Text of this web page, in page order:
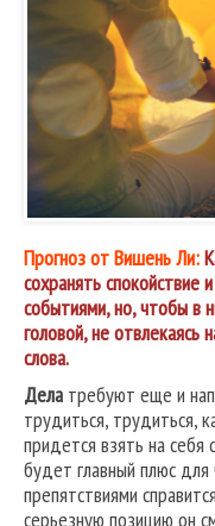
Прогноз от Вишень Ли:
сохранять
событиями, но, чтобы в
головой, не
слова.
Дела требуют еще и
трудиться, трудиться,
придется взять на себя
будет главный плюс
препятствиями
серьезную позицию он